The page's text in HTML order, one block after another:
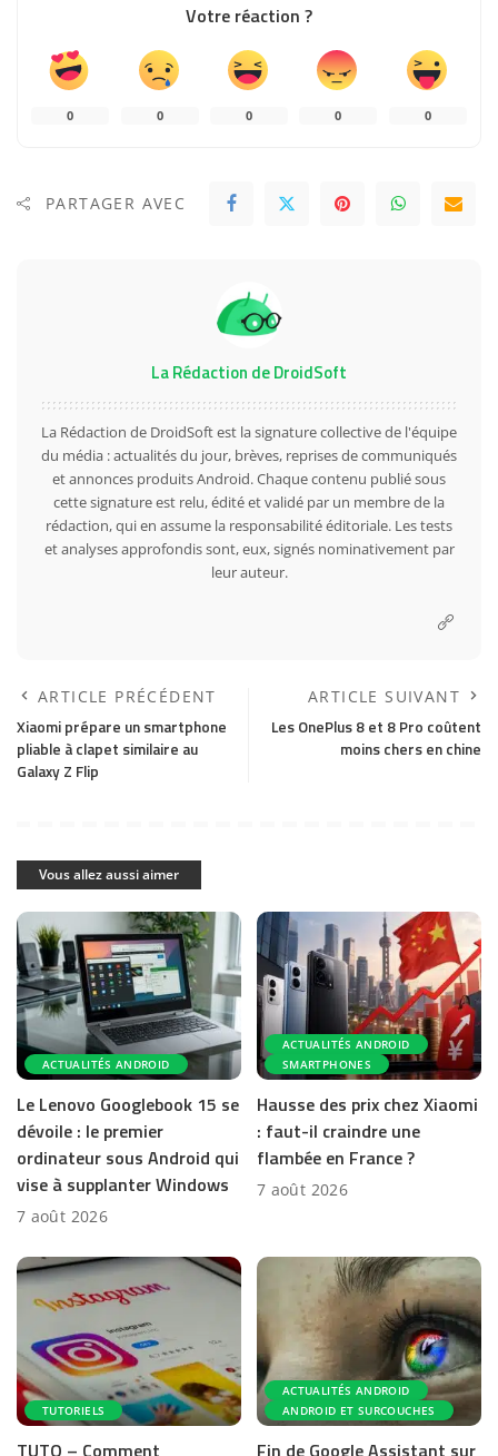
Votre réaction ?
0 0 0 0 0
PARTAGER AVEC
La Rédaction de DroidSoft
La Rédaction de DroidSoft est la signature collective de l'équipe
du média : actualités du jour, brèves, reprises de communiqués
et annonces produits Android. Chaque contenu publié sous
cette signature est relu, édité et validé par un membre de la
rédaction, qui en assume la responsabilité éditoriale. Les tests
et analyses approfondis sont, eux, signés nominativement par
leur auteur.
ARTICLE PRÉCÉDENT
Xiaomi prépare un smartphone
pliable à clapet similaire au
Galaxy Z Flip
ARTICLE SUIVANT
Les OnePlus 8 et 8 Pro coûtent
moins chers en chine
Vous allez aussi aimer
ACTUALITÉS ANDROID
Le Lenovo Googlebook 15 se
dévoile : le premier
ordinateur sous Android qui
vise à supplanter Windows
7 août 2026
ACTUALITÉS ANDROID
SMARTPHONES
Hausse des prix chez Xiaomi
: faut-il craindre une
flambée en France ?
7 août 2026
TUTORIELS
TUTO – Comment
ACTUALITÉS ANDROID
ANDROID ET SURCOUCHES
Fin de Google Assistant sur